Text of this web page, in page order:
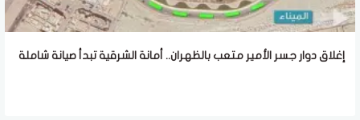
إغلاق دوار جسر الأمير متعب بالظهران.. أمانة الشرقية تبدأ صيانة شاملة